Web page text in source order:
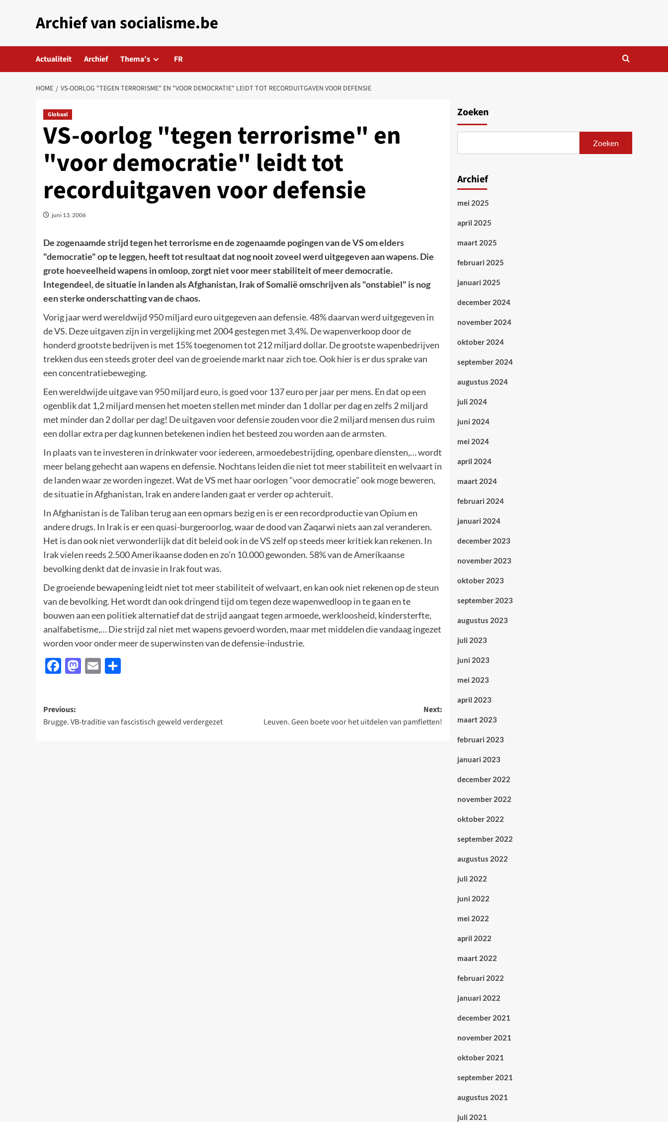
Archief van socialisme.be
Actualiteit Archief Thema’s FR
HOME VS-OORLOG "TEGEN TERRORISME" EN "VOOR DEMOCRATIE" LEIDT TOT RECORDUITGAVEN VOOR DEFENSIE
Globaal
VS-oorlog "tegen terrorisme" en
"voor democratie" leidt tot
recorduitgaven voor defensie
juni 13, 2006
De zogenaamde strijd tegen het terrorisme en de zogenaamde pogingen van de VS om elders
"democratie" op te leggen, heeft tot resultaat dat nog nooit zoveel werd uitgegeven aan wapens. Die
grote hoeveelheid wapens in omloop, zorgt niet voor meer stabiliteit of meer democratie.
Integendeel, de situatie in landen als Afghanistan, Irak of Somalië omschrijven als "onstabiel" is nog
een sterke onderschatting van de chaos.
Vorig jaar werd wereldwijd 950 miljard euro uitgegeven aan defensie. 48% daarvan werd uitgegeven in
de VS. Deze uitgaven zijn in vergelijking met 2004 gestegen met 3,4%. De wapenverkoop door de
honderd grootste bedrijven is met 15% toegenomen tot 212 miljard dollar. De grootste wapenbedrijven
trekken dus een steeds groter deel van de groeiende markt naar zich toe. Ook hier is er dus sprake van
een concentratiebeweging.
Een wereldwijde uitgave van 950 miljard euro, is goed voor 137 euro per jaar per mens. En dat op een
ogenblik dat 1,2 miljard mensen het moeten stellen met minder dan 1 dollar per dag en zelfs 2 miljard
met minder dan 2 dollar per dag! De uitgaven voor defensie zouden voor die 2 miljard mensen dus ruim
een dollar extra per dag kunnen betekenen indien het besteed zou worden aan de armsten.
In plaats van te investeren in drinkwater voor iedereen, armoedebestrijding, openbare diensten,… wordt
meer belang gehecht aan wapens en defensie. Nochtans leiden die niet tot meer stabiliteit en welvaart in
de landen waar ze worden ingezet. Wat de VS met haar oorlogen "voor democratie" ook moge beweren,
de situatie in Afghanistan, Irak en andere landen gaat er verder op achteruit.
In Afghanistan is de Taliban terug aan een opmars bezig en is er een recordproductie van Opium en
andere drugs. In Irak is er een quasi-burgeroorlog, waar de dood van Zaqarwi niets aan zal veranderen.
Het is dan ook niet verwonderlijk dat dit beleid ook in de VS zelf op steeds meer kritiek kan rekenen. In
Irak vielen reeds 2.500 Amerikaanse doden en zo’n 10.000 gewonden. 58% van de Amerikaanse
bevolking denkt dat de invasie in Irak fout was.
De groeiende bewapening leidt niet tot meer stabiliteit of welvaart, en kan ook niet rekenen op de steun
van de bevolking. Het wordt dan ook dringend tijd om tegen deze wapenwedloop in te gaan en te
bouwen aan een politiek alternatief dat de strijd aangaat tegen armoede, werkloosheid, kindersterfte,
analfabetisme,… Die strijd zal niet met wapens gevoerd worden, maar met middelen die vandaag ingezet
worden voor onder meer de superwinsten van de defensie-industrie.
Facebook
Mastodon
Email
Post
navigation
Previous:
Brugge. VB-traditie van fascistisch geweld verdergezet
Next:
Leuven. Geen boete voor het uitdelen van pamfletten!
Zoeken
Zoeken
Archief
mei 2025
april 2025
maart 2025
februari 2025
januari 2025
december 2024
november 2024
oktober 2024
september 2024
augustus 2024
juli 2024
juni 2024
mei 2024
april 2024
maart 2024
februari 2024
januari 2024
december 2023
november 2023
oktober 2023
september 2023
augustus 2023
juli 2023
juni 2023
mei 2023
april 2023
maart 2023
februari 2023
januari 2023
december 2022
november 2022
oktober 2022
september 2022
augustus 2022
juli 2022
juni 2022
mei 2022
april 2022
maart 2022
februari 2022
januari 2022
december 2021
november 2021
oktober 2021
september 2021
augustus 2021
juli 2021